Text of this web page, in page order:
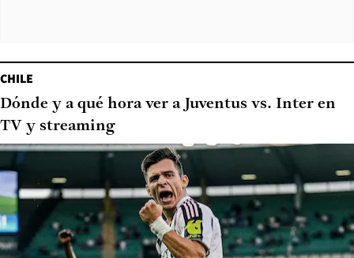
CHILE
Dónde y a qué hora ver a Juventus vs. Inter en
TV y streaming